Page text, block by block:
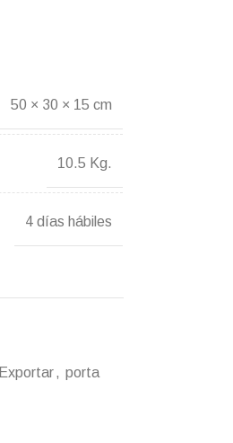
50 × 30 × 15 cm
10.5 Kg.
4 días hábiles
Exportar, porta